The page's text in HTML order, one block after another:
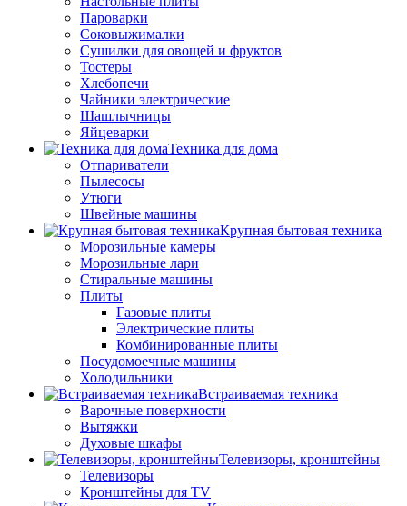
Пароварки
Соковыжималки
Сушилки для овощей и фруктов
Тостеры
Хлебопечи
Чайники электрические
Шашлычницы
Яйцеварки
Техника для дома
Отпариватели
Пылесосы
Утюги
Швейные машины
Крупная бытовая техника
Морозильные камеры
Морозильные лари
Стиральные машины
Плиты
Газовые плиты
Электрические плиты
Комбинированные плиты
Посудомоечные машины
Холодильники
Встраиваемая техника
Варочные поверхности
Вытяжки
Духовые шкафы
Телевизоры, кронштейны
Телевизоры
Кронштейны для TV